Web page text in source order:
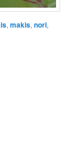
,makis,nori,